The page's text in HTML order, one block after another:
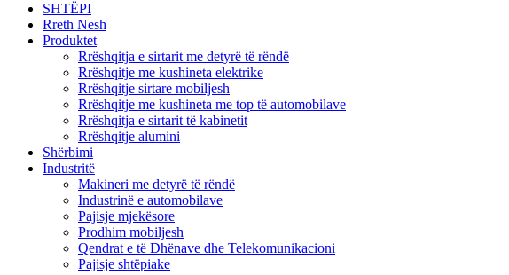
SHTËPI
Rreth Nesh
Produktet
Rrëshqitja e sirtarit me detyrë të rëndë
Rrëshqitje me kushineta elektrike
Rrëshqitje sirtare mobiljesh
Rrëshqitje me kushineta me top të automobilave
Rrëshqitja e sirtarit të kabinetit
Rrëshqitje alumini
Shërbimi
Industritë
Makineri me detyrë të rëndë
Industrinë e automobilave
Pajisje mjekësore
Prodhim mobiljesh
Qendrat e të Dhënave dhe Telekomunikacioni
Pajisje shtëpiake